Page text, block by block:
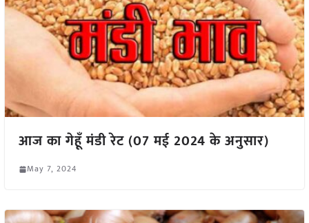
आज का गेहूँ मंडी रेट (07 मई 2024 के अनुसार)
May 7, 2024